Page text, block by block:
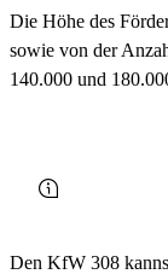
Die Höhe des
sowie von der
140.000 und
Den KfW 308